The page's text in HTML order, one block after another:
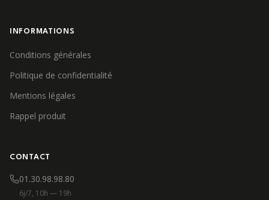
INFORMATIONS
Conditions générales
Politique de confidentialité
Mentions légales
Rappel produit
CONTACT
01.30.98.98.80
6j/7, 10h — 19h